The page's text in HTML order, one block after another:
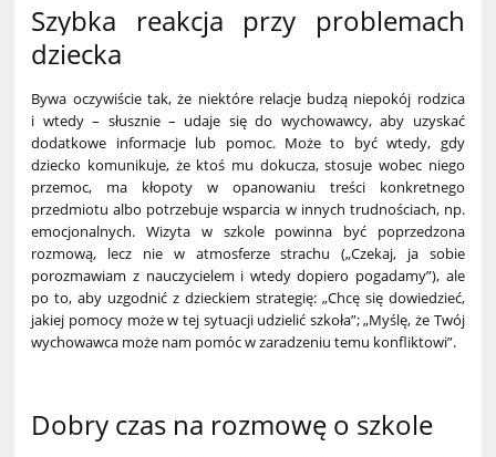
Szybka reakcja przy problemach
dziecka
Bywa oczywiście tak, że niektóre relacje budzą niepokój rodzica
i wtedy – słusznie – udaje się do wychowawcy, aby uzyskać
dodatkowe informacje lub pomoc. Może to być wtedy, gdy
dziecko komunikuje, że ktoś mu dokucza, stosuje wobec niego
przemoc, ma kłopoty w opanowaniu treści konkretnego
przedmiotu albo potrzebuje wsparcia w innych trudnościach, np.
emocjonalnych. Wizyta w szkole powinna być poprzedzona
rozmową, lecz nie w atmosferze strachu („Czekaj, ja sobie
porozmawiam z nauczycielem i wtedy dopiero pogadamy”), ale
po to, aby uzgodnić z dzieckiem strategię: „Chcę się dowiedzieć,
jakiej pomocy może w tej sytuacji udzielić szkoła”; „Myślę, że Twój
wychowawca może nam pomóc w zaradzeniu temu konfliktowi”.
Dobry czas na rozmowę o szkole